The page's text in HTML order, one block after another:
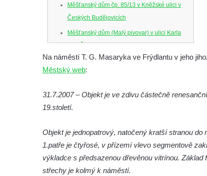
Měšťanský dům čp. 85/13 v Kněžské ulici v
Českých Budějovicích
Měšťanský dům (Malý pivovar) v ulici Karla
IV. v Českých Budějovicích
Dům U Ferusů na Senovážném náměstí v
Českých Budějovicích
Budějovicích
Budějovicích
Dům čp. 20 ve Velešíně, zvaný U Kantůrků
či Kaplanka
Fara v Římově
Na náměstí T. G. Masaryka ve Frýdlantu v jeho
Městský web:
31.7.2007 – Objekt je ve zdivu částečně
19.století.
Objekt je jednopatrový, natočený kratší stranou
1.patře je čtyřosé, v přízemí vlevo segmentově
výkladce s předsazenou dřevěnou vitrínou.
střechy je kolmý k náměstí.